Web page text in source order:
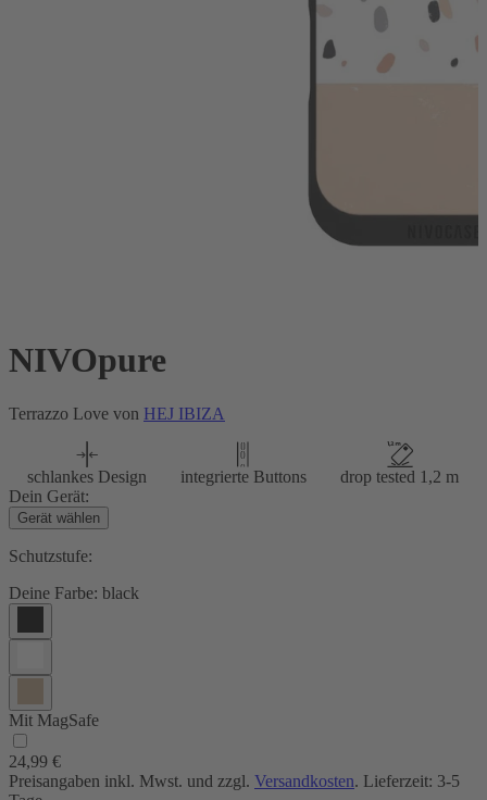
NIVOpure
Terrazzo Love von HEJ IBIZA
schlankes Design integrierte Buttons
drop tested 1,2 m
Dein Gerät:
Gerät wählen
Schutzstufe:
Deine Farbe: black
Mit MagSafe
24,99 €
Preisangaben inkl. Mwst. und zzgl. Versandkosten. Lieferzeit: 3-5